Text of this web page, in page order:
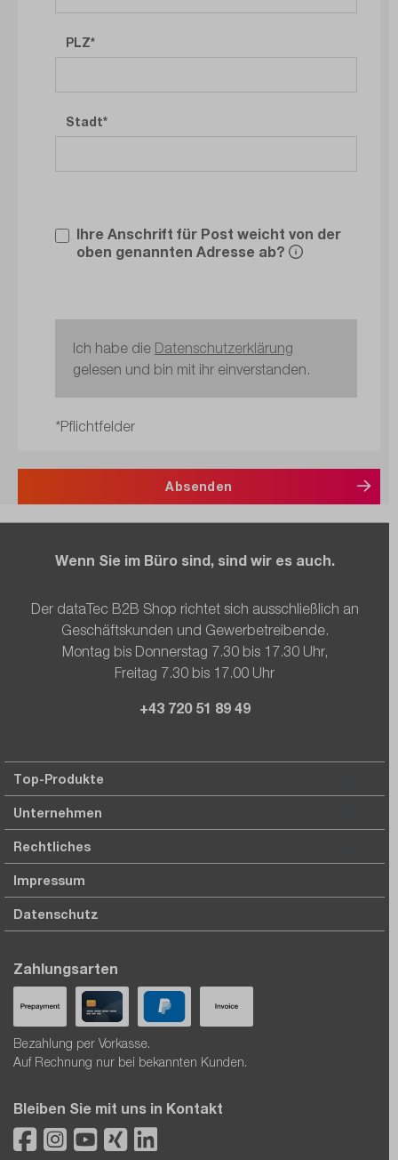
PLZ
Stadt
Ihre Anschrift für Post weicht von der
oben genannten Adresse ab?
Ich habe die Datenschutzerklärung
gelesen und bin mit ihr einverstanden.
*Pflichtfelder
Absenden
Wenn Sie im Büro sind, sind wir es auch.
Der dataTec B2B Shop richtet sich ausschließlich an
Geschäftskunden und Gewerbetreibende.
Montag bis Donnerstag 7.30 bis 17.30 Uhr,
Freitag 7.30 bis 17.00 Uhr
+43 720 51 89 49
Top-Produkte
Unternehmen
Rechtliches
Impressum
Datenschutz
Zahlungsarten
Bezahlung per Vorkasse.
Auf Rechnung nur bei bekannten Kunden.
Bleiben Sie mit uns in Kontakt